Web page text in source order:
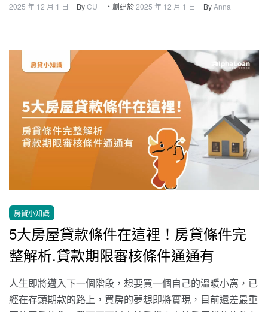
2025 年 12 月 1 日 ByCU ・創建於2025 年 12 月 1 日 ByAnna
房貸小知識
5大房屋貸款條件在這裡！房貸條件完
整解析.貸款期限審核條件通通有
人生即將邁入下一個階段，想要買一個自己的溫暖小窩，已
經在存頭期款的路上，買房的夢想即將實現，目前還差最重